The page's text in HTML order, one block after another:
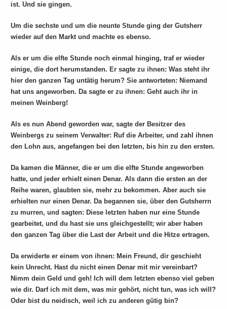
ist. Und sie gingen.
Um die sechste und um die neunte Stunde ging der Gutsherr
wieder auf den Markt und machte es ebenso.
Als er um die elfte Stunde noch einmal hinging, traf er wieder
einige, die dort herumstanden. Er sagte zu ihnen: Was steht ihr
hier den ganzen Tag untätig herum? Sie antworteten: Niemand
hat uns angeworben. Da sagte er zu ihnen: Geht auch ihr in
meinen Weinberg!
Als es nun Abend geworden war, sagte der Besitzer des
Weinbergs zu seinem Verwalter: Ruf die Arbeiter, und zahl ihnen
den Lohn aus, angefangen bei den letzten, bis hin zu den ersten.
Da kamen die Männer, die er um die elfte Stunde angeworben
hatte, und jeder erhielt einen Denar. Als dann die ersten an der
Reihe waren, glaubten sie, mehr zu bekommen. Aber auch sie
erhielten nur einen Denar. Da begannen sie, über den Gutsherrn
zu murren, und sagten: Diese letzten haben nur eine Stunde
gearbeitet, und du hast sie uns gleichgestellt; wir aber haben
den ganzen Tag über die Last der Arbeit und die Hitze ertragen.
Da erwiderte er einem von ihnen: Mein Freund, dir geschieht
kein Unrecht. Hast du nicht einen Denar mit mir vereinbart?
Nimm dein Geld und geh! Ich will dem letzten ebenso viel geben
wie dir. Darf ich mit dem, was mir gehört, nicht tun, was ich will?
Oder bist du neidisch, weil ich zu anderen gütig bin?